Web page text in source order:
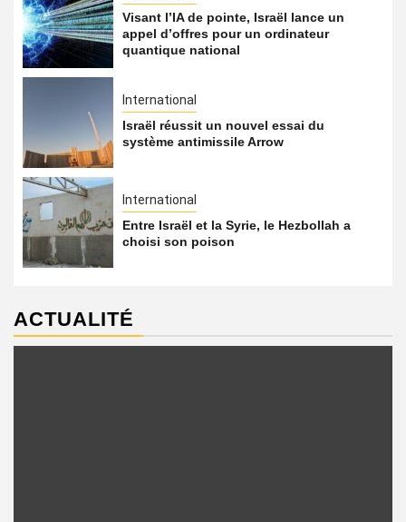
Visant l’IA de pointe, Israël lance un
appel d’offres pour un ordinateur
quantique national
International
Israël réussit un nouvel essai du
système antimissile Arrow
International
Entre Israël et la Syrie, le Hezbollah a
choisi son poison
ACTUALITÉ